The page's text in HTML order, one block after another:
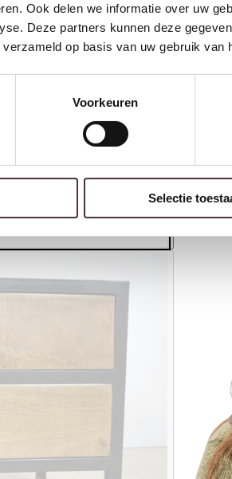
Ook delen we informatie over uw
Deze partners kunnen deze
op basis van uw gebruik van
Voorkeuren
Selectie
Starfurn
Madison
€
50,00
Meldt u
€200,-